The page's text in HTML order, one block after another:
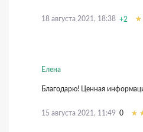
18 августа 2021, 18:38 +2
Елена
Благодарю! Ценная
15 августа 2021, 11:49 0